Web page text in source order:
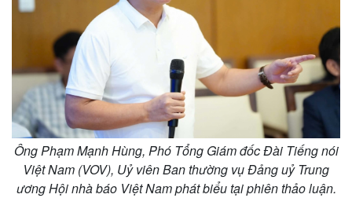
Ông Phạm Mạnh Hùng, Phó Tổng Giám đốc Đài Tiếng nói
Việt Nam (VOV), Uỷ viên Ban thường vụ Đảng uỷ Trung
ương Hội nhà báo Việt Nam phát biểu tại phiên thảo luận.